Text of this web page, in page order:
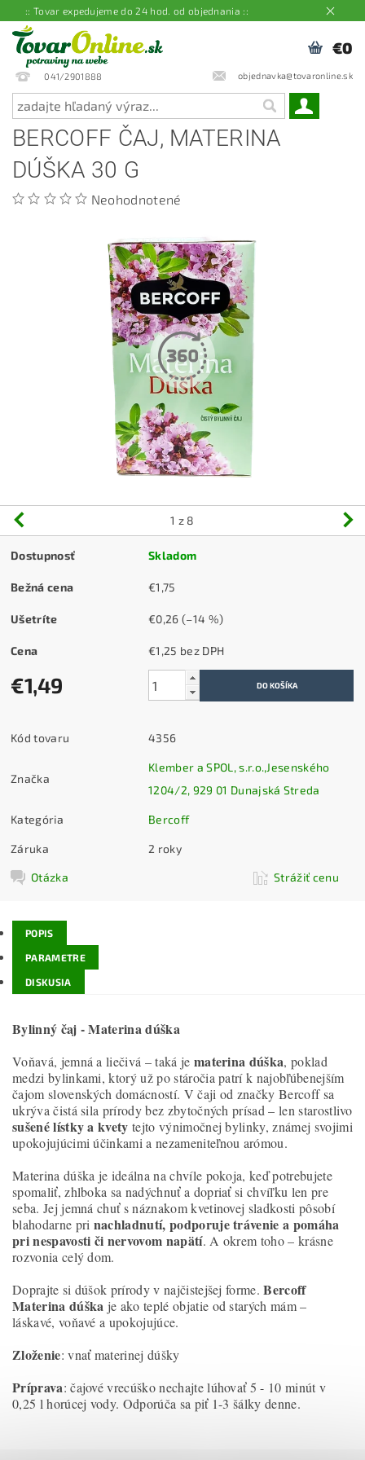
:: Tovar expedujeme do 24 hod. od objednania ::
041/2901888 objednavka@tovaronline.sk
€0
BERCOFF ČAJ, MATERINA
DÚŠKA 30 G
Neohodnotené
1 z 8
Dostupnosť Skladom
Bežná cena €1,75
Ušetríte €0,26(–14 %)
Cena €1,25 bez DPH
€1,49
Kód tovaru 4356
Značka
Klember a SPOL, s.r.o.,Jesenského
1204/2, 929 01 Dunajská Streda
Kategória Bercoff
Záruka 2 roky
Otázka Strážiť cenu
POPIS
PARAMETRE
DISKUSIA
Bylinný čaj - Materina dúška
Voňavá, jemná a liečivá – taká je materina dúška, poklad
medzi bylinkami, ktorý už po stáročia patrí k najobľúbenejším
čajom slovenských domácností. V čaji od značky Bercoff sa
ukrýva čistá sila prírody bez zbytočných prísad – len starostlivo
sušené lístky a kvety tejto výnimočnej bylinky, známej svojimi
upokojujúcimi účinkami a nezameniteľnou arómou.
Materina dúška je ideálna na chvíle pokoja, keď potrebujete
spomaliť, zhlboka sa nadýchnuť a dopriať si chvíľku len pre
seba. Jej jemná chuť s náznakom kvetinovej sladkosti pôsobí
blahodarne pri nachladnutí, podporuje trávenie a pomáha
pri nespavosti či nervovom napätí. A okrem toho – krásne
rozvonia celý dom.
Doprajte si dúšok prírody v najčistejšej forme.Bercoff
Materina dúška je ako teplé objatie od starých mám –
láskavé, voňavé a upokojujúce.
Zloženie: vnať materinej dúšky
Príprava: čajové vrecúško nechajte lúhovať 5 - 10 minút v
0,25 l horúcej vody. Odporúča sa piť 1-3 šálky denne.